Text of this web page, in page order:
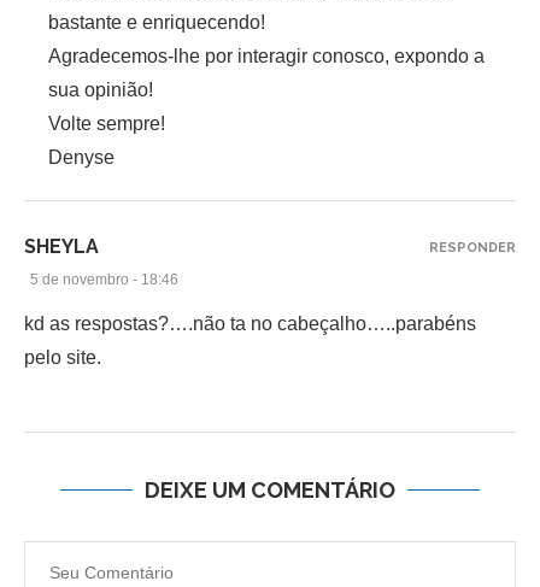
bastante e enriquecendo!
Agradecemos-lhe por interagir conosco, expondo a
sua opinião!
Volte sempre!
Denyse
SHEYLA
5 de novembro - 18:46
kd as respostas?….não ta no cabeçalho…..parabéns
pelo site.
RESPONDER
DEIXE UM COMENTÁRIO